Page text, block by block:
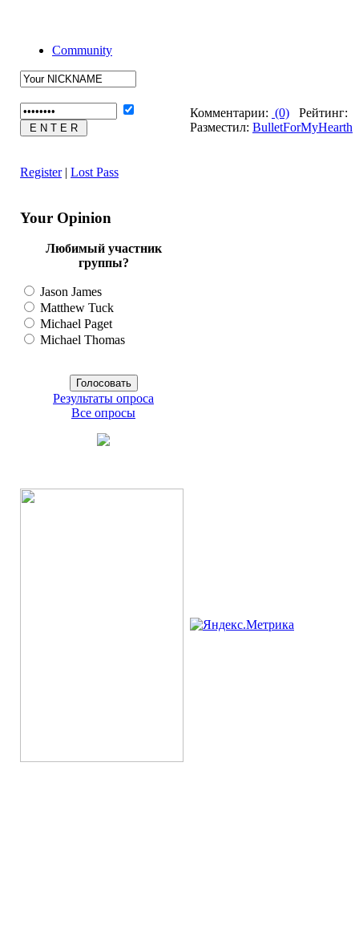
Community
Register| Lost Pass
Your Opinion
Любимый участник
группы?
Jason James
Matthew Tuck
Michael Paget
Michael Thomas
Результаты опроса
Все опросы
Комментарии: (0) Рейтинг:
Разместил: BulletForMyHearth